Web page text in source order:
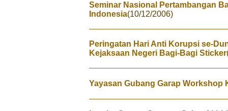
Seminar Nasional Pertambangan
Indonesia(10/12/2006)
Peringatan Hari Anti Korupsi se-
Kejaksaan Negeri Bagi-Bagi Sticker
Yayasan Gubang Garap Workshop